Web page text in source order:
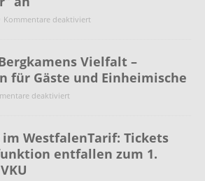
Kommentare deaktiviert
Vielfalt –
für Gäste und Einheimische
deaktiviert
WestfalenTarif: Tickets
entfallen zum 1.